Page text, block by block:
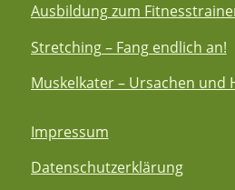
Ausbildung zum
Stretching – Fang endlich an!
Muskelkater – Ursachen und
Impressum
Datenschutzerklärung